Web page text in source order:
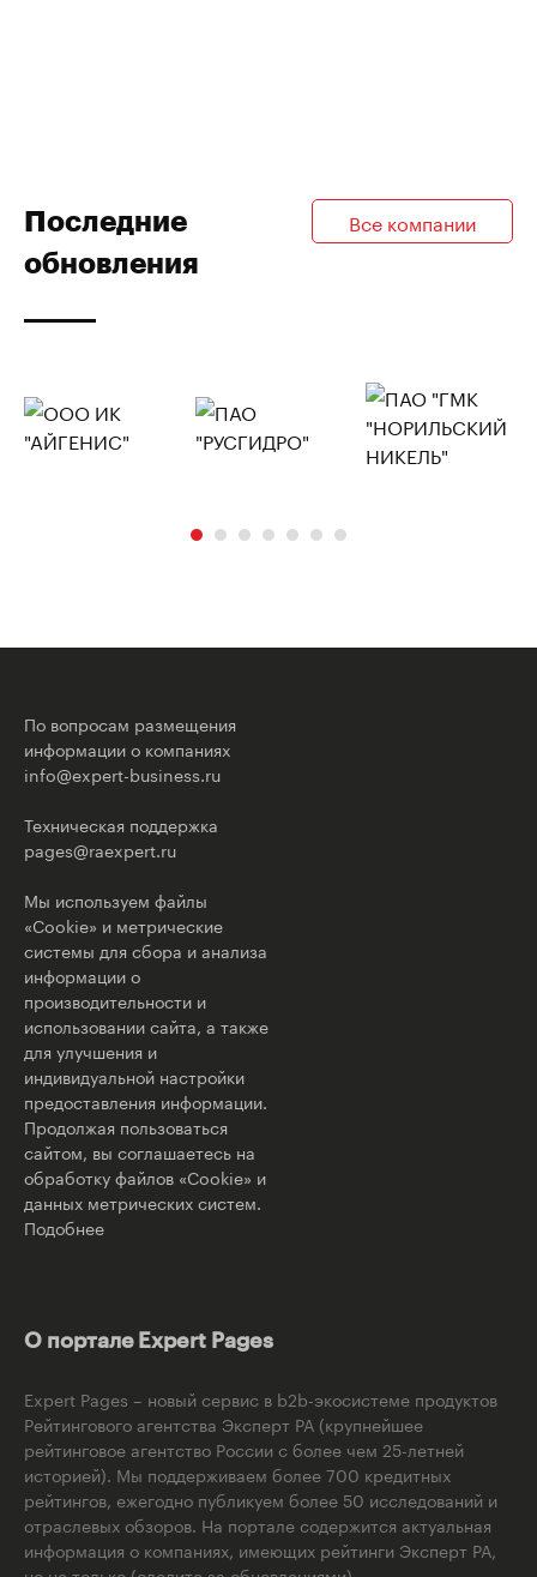
Последние
обновления
Все компании
По вопросам размещения
информации о компаниях
info@expert-business.ru
Техническая поддержка
pages@raexpert.ru
Мы используем файлы
«Cookie» и метрические
системы для сбора и анализа
информации о
производительности и
использовании сайта, а также
для улучшения и
индивидуальной настройки
предоставления информации.
Продолжая пользоваться
сайтом, вы соглашаетесь на
обработку файлов «Cookie» и
данных метрических систем.
Подобнее
О портале Expert Pages
Expert Pages – новый сервис в b2b-экосистеме продуктов
Рейтингового агентства Эксперт РА (крупнейшее
рейтинговое агентство России с более чем 25-летней
историей). Мы поддерживаем более 700 кредитных
рейтингов, ежегодно публикуем более 50 исследований и
отраслевых обзоров. На портале содержится актуальная
информация о компаниях, имеющих рейтинги Эксперт РА,